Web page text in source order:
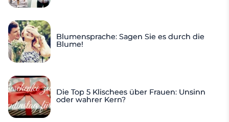
Blumensprache: Sagen Sie es durch die
Blume!
Die Top 5 Klischees über Frauen: Unsinn
oder wahrer Kern?